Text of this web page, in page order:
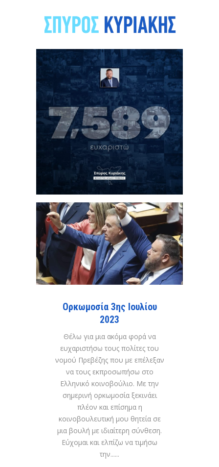
Ορκωμοσία 3ης Ιουλίου
2023
Θέλω για μια ακόμα φορά να
ευχαριστήσω τους πολίτες του
νομού Πρεβέζης που με επέλεξαν
να τους εκπροσωπήσω στο
Ελληνικό κοινοβούλιο. Με την
σημερινή ορκωμοσία ξεκινάει
πλέον και επίσημα η
κοινοβουλευτική μου θητεία σε
μια βουλή με ιδιαίτερη σύνθεση.
Εύχομαι και ελπίζω να τιμήσω
την......